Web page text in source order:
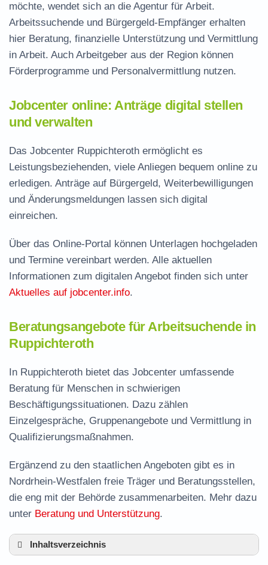
möchte, wendet sich an die Agentur für Arbeit.
Arbeitssuchende und Bürgergeld-Empfänger erhalten
hier Beratung, finanzielle Unterstützung und Vermittlung
in Arbeit. Auch Arbeitgeber aus der Region können
Förderprogramme und Personalvermittlung nutzen.
Jobcenter online: Anträge digital stellen
und verwalten
Das Jobcenter Ruppichteroth ermöglicht es
Leistungsbeziehenden, viele Anliegen bequem online zu
erledigen. Anträge auf Bürgergeld, Weiterbewilligungen
und Änderungsmeldungen lassen sich digital
einreichen.
Über das Online-Portal können Unterlagen hochgeladen
und Termine vereinbart werden. Alle aktuellen
Informationen zum digitalen Angebot finden sich unter
Aktuelles auf jobcenter.info.
Beratungsangebote für Arbeitsuchende in
Ruppichteroth
In Ruppichteroth bietet das Jobcenter umfassende
Beratung für Menschen in schwierigen
Beschäftigungssituationen. Dazu zählen
Einzelgespräche, Gruppenangebote und Vermittlung in
Qualifizierungsmaßnahmen.
Ergänzend zu den staatlichen Angeboten gibt es in
Nordrhein-Westfalen freie Träger und Beratungsstellen,
die eng mit der Behörde zusammenarbeiten. Mehr dazu
unter Beratung und Unterstützung.
Inhaltsverzeichnis